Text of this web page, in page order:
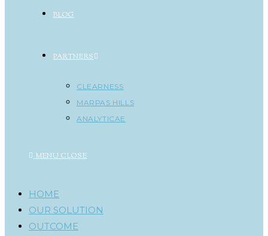
BLOG
PARTNERS
CLEARNESS
MARPAS HILLS
ANALYTICAE
MENU CLOSE
HOME
OUR SOLUTION
OUTCOME